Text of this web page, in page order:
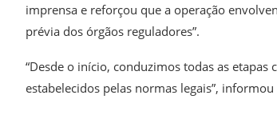
imprensa e reforçou que a operação
prévia dos órgãos reguladores”.
“Desde o início, conduzimos todas as
estabelecidos pelas normas legais”,